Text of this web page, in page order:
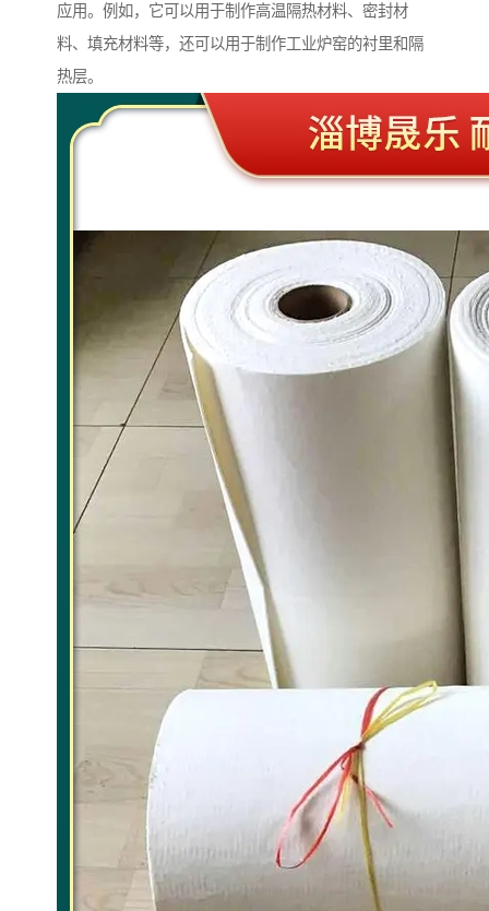
应用。例如，它可以用于制作高温隔热材料、密封材
料、填充材料等，还可以用于制作工业炉窑的衬里和隔
热层。